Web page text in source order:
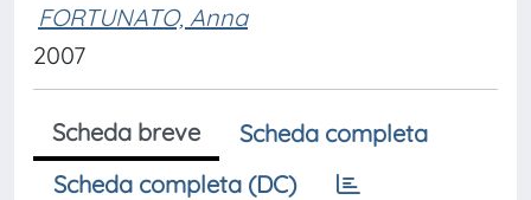
FORTUNATO, Anna
2007
Scheda breve
Scheda completa
Scheda completa (DC)